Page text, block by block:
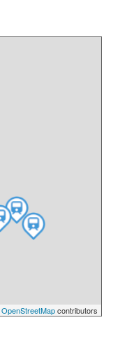
OpenStreetMapcontributors